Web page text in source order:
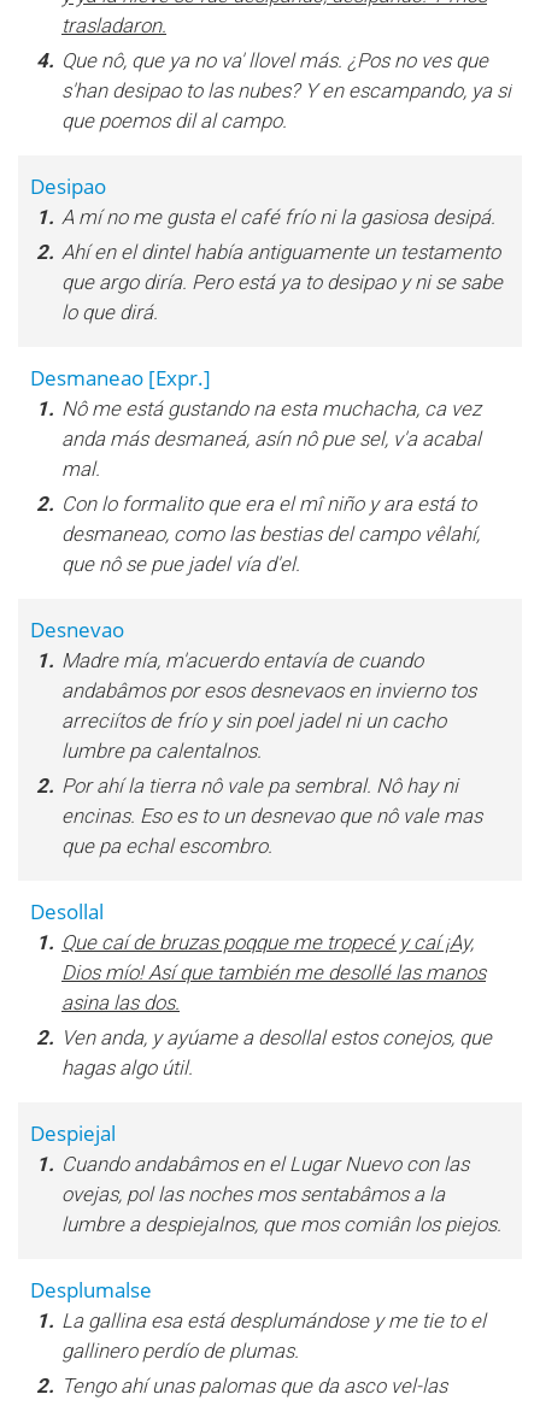
trasladaron.
4. Que nô, que ya no va' llovel más. ¿Pos no ves que
s'han desipao to las nubes? Y en escampando, ya sí
que poemos dil al campo.
Desipao
1. A mí no me gusta el café frío ni la gasiosa desipá.
2. Ahí en el dintel había antiguamente un testamento
que argo diría. Pero está ya to desipao y ni se sabe
lo que dirá.
Desmaneao [Expr.]
1. Nô me está gustando na esta muchacha, ca vez
anda más desmaneá, asín nô pue sel, v'a acabal
mal.
2. Con lo formalito que era el mî niño y ara está to
desmaneao, como las bestias del campo vêlahí,
que nô se pue jadel vía d'el.
Desnevao
1. Madre mía, m'acuerdo entavía de cuando
andabâmos por esos desnevaos en invierno tos
arreciítos de frío y sin poel jadel ni un cacho
lumbre pa calentalnos.
2. Por ahí la tierra nô vale pa sembral. Nô hay ni
encinas. Eso es to un desnevao que nô vale mas
que pa echal escombro.
Desollal
1. Que caí de bruzas poqque me tropecé y caí ¡Ay,
Dios mío! Así que también me desollé las manos
asina las dos.
2. Ven anda, y ayúame a desollal estos conejos, que
hagas algo útil.
Despiejal
1. Cuando andabâmos en el Lugar Nuevo con las
ovejas, pol las noches mos sentabâmos a la
lumbre a despiejalnos, que mos comiân los piejos.
Desplumalse
1. La gallina esa está desplumándose y me tie to el
gallinero perdío de plumas.
2. Tengo ahí unas palomas que da asco vel-las